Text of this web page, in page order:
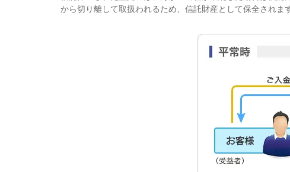
から切り離して取扱われるため、信託財産として保全されます